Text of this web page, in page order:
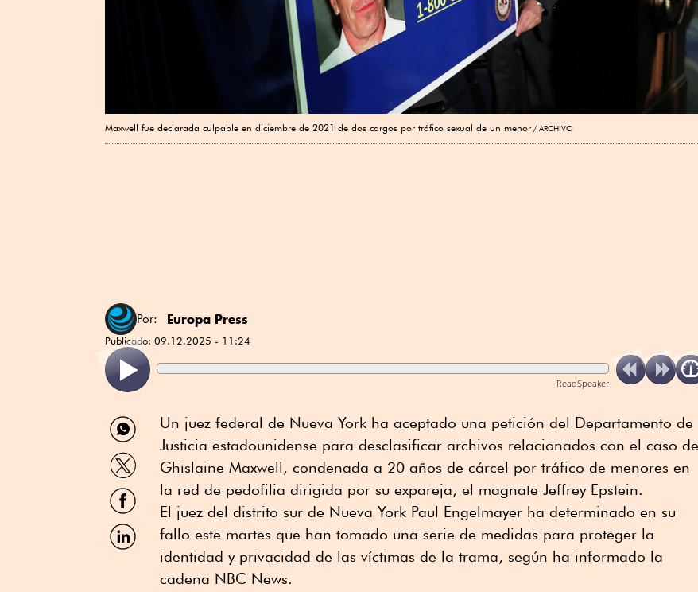
Maxwell fue declarada culpable en diciembre de 2021 de dos cargos por tráfico sexual de un menor ARCHIVO
Por: Europa Press
Publicado: 09.12.2025 - 11:24
ReadSpeaker
Compartir
por
WhatsApp
Compartir
por
Twitter
Compartir
por
Facebook
Compartir
por
Un juez federal de Nueva York ha aceptado una petición del Departamento de
Justicia estadounidense para desclasificar archivos relacionados con el caso de
Ghislaine Maxwell, condenada a 20 años de cárcel por tráfico de menores en
la red de pedofilia dirigida por su expareja, el magnate Jeffrey Epstein.
El juez del distrito sur de Nueva York Paul Engelmayer ha determinado en su
fallo este martes que han tomado una serie de medidas para proteger la
identidad y privacidad de las víctimas de la trama, según ha informado la
cadena NBC News.